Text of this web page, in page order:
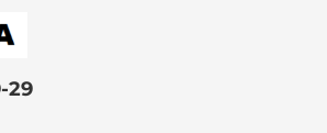
29